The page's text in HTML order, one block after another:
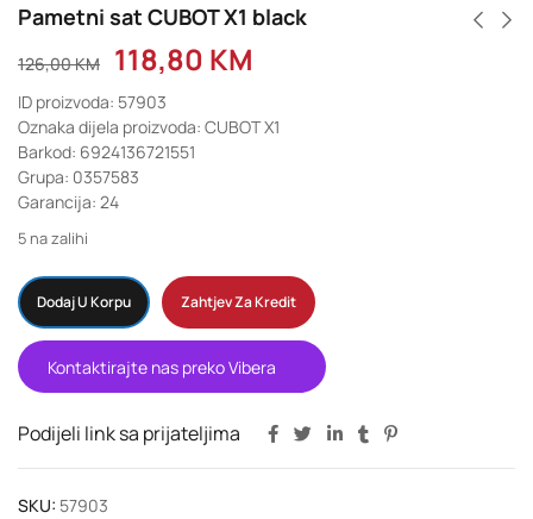
Pametni sat CUBOT X1 black
126,00KM 118,80 KM
ID proizvoda: 57903
Oznaka dijela proizvoda: CUBOT X1
Barkod: 6924136721551
Grupa: 0357583
Garancija: 24
5 na zalihi
Dodaj U Korpu Zahtjev Za Kredit
Kontaktirajte nas preko Vibera
Podijeli link sa prijateljima
SKU: 57903